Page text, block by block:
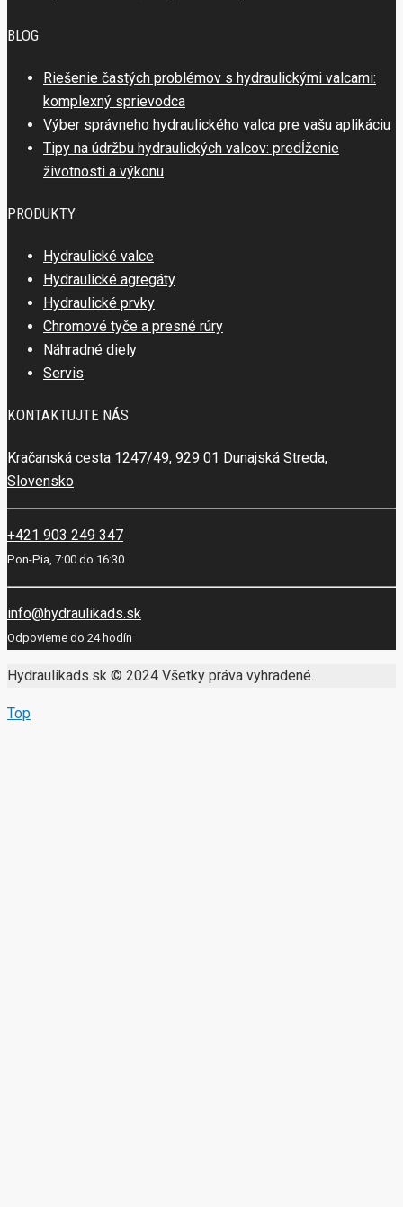
BLOG
Riešenie častých problémov s hydraulickými valcami:
komplexný sprievodca
Výber správneho hydraulického valca pre vašu aplikáciu
Tipy na údržbu hydraulických valcov: predĺženie
životnosti a výkonu
PRODUKTY
Hydraulické valce
Hydraulické agregáty
Hydraulické prvky
Chromové tyče a presné rúry
Náhradné diely
Servis
KONTAKTUJTE NÁS
Kračanská cesta 1247/49, 929 01 Dunajská Streda,
Slovensko
+421 903 249 347
Pon-Pia, 7:00 do 16:30
info@hydraulikads.sk
Odpovieme do 24 hodín
Hydraulikads.sk © 2024 Všetky práva vyhradené.
Top